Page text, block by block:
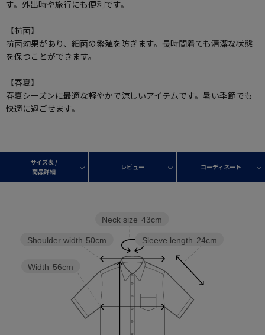
す。外出時や旅行にも便利です。
【抗菌】
抗菌効果があり、細菌の繁殖を防ぎます。長時間着ても清潔な状態
を保つことができます。
【春夏】
春夏シーズンに最適な軽やかで涼しいアイテムです。暑い季節でも
快適に過ごせます。
サイズ表 /
商品詳細
レビュー コーディネート
Sleeve length 24cm
Neck size 43cm
Width 56cm
Shoulder width 50cm